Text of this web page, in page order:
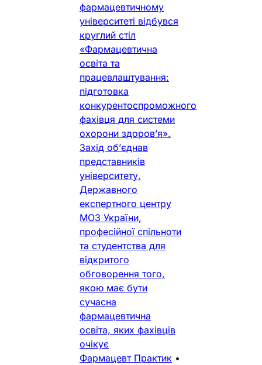
фармацевтичному
університеті відбувся
круглий стіл
«Фармацевтична
освіта та
працевлаштування:
підготовка
конкурентоспроможного
фахівця для системи
охорони здоров’я».
Захід об’єднав
представників
університету,
Державного
експертного центру
МОЗ України,
професійної спільноти
та студентства для
відкритого
обговорення того,
якою має бути
сучасна
фармацевтична
освіта, яких фахівців
очікує
Фармацевт Практик •